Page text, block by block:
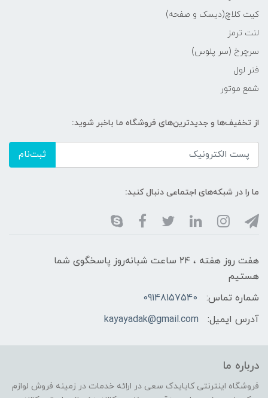
کیت کلاچ(دیسک و صفحه)
لنت ترمز
سرچرخ (سر پلوس)
فنر لول
شمع موتور
از تخفیف‌ها و جدیدترین‌های فروشگاه ما باخبر شوید:
ثبت‌نام
ما را در شبکه‌های اجتماعی دنبال کنید:
هفت روز هفته ، ۲۴ ساعت شبانه‌روز پاسخگوی شما
هستیم
شماره تماس:
09148157540
آدرس ایمیل:
kayayadak@gmail.com
درباره ما
فروشگاه اینترنتی کایایدک سعی در ارائه خدمات در زمینه فروش لوازم